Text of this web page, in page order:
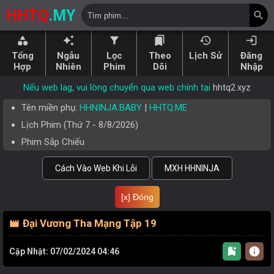
HHTQ.MY search
category
Tổng
Hợp
auto_awesome
Ngẫu
Nhiên
filter_alt
Lọc
Phim
bookmarks
Theo
Dõi
history
Lịch Sử
login
Đăng
Nhập
Nếu web lag, vui lòng chuyển qua web chính tại hhtq2.xyz
Tên miền phụ: HHNINJA.BABY | HHTQ.ME
Lịch Phim (Thứ 7 - 8/8/2026)
Phim Sắp Chiếu
Cách Vào Web Khi Lỗi MXH HHNINJA
[x] Đóng
movie Đại Vương Tha Mạng Tập 19
Cập Nhật: 07/02/2024 04:46 bookmark_add info